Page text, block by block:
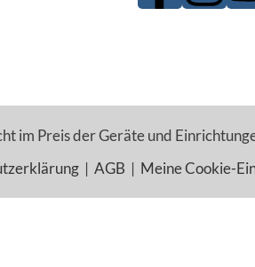
im Preis der Geräte und
| AGB | Meine Cookie-